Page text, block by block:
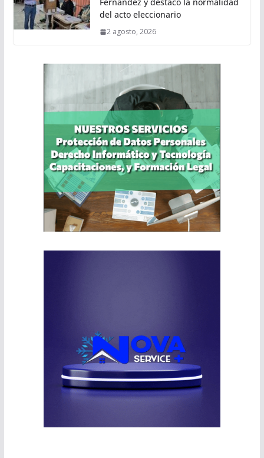
del acto eleccionario
2 agosto, 2026